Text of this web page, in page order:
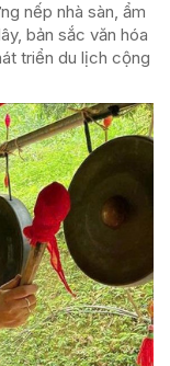
nếp nhà sàn, ẩm
bản sắc văn hóa
triển du lịch cộng